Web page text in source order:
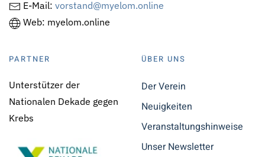
E-Mail: vorstand@myelom.online
Web: myelom.online
PARTNER
Unterstützer der
Nationalen Dekade gegen
Krebs
ÜBER UNS
Der Verein
Neuigkeiten
Veranstaltungshinweise
Unser Newsletter